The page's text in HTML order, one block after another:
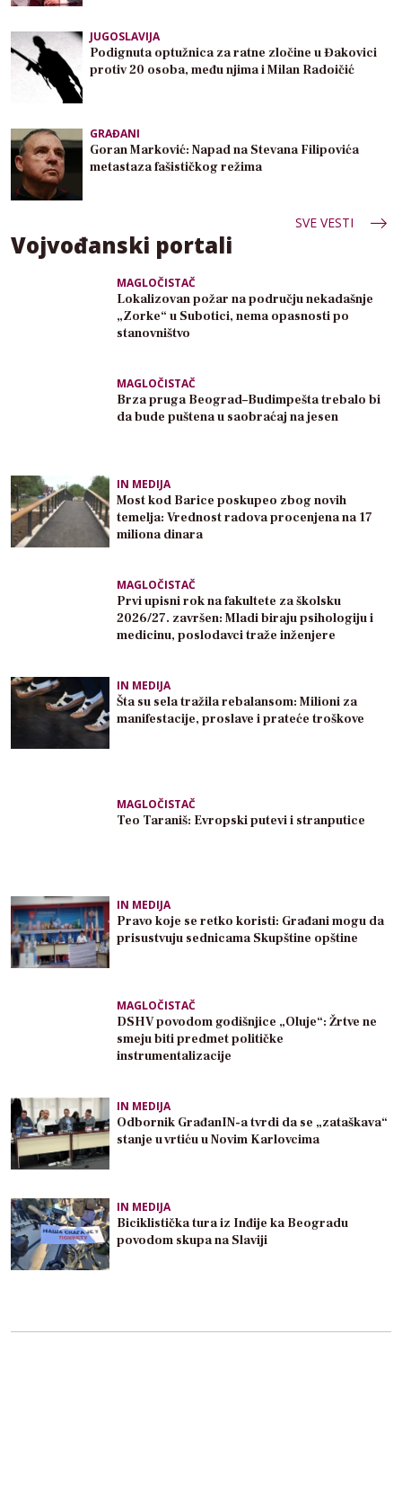
JUGOSLAVIJA
Podignuta optužnica za ratne zločine u Đakovici
protiv 20 osoba, među njima i Milan Radoičić
GRAĐANI
Goran Marković: Napad na Stevana Filipovića
metastaza fašističkog režima
SVE VESTI
Vojvođanski portali
MAGLOČISTAČ
Lokalizovan požar na području nekadašnje
„Zorke“ u Subotici, nema opasnosti po
stanovništvo
MAGLOČISTAČ
Brza pruga Beograd–Budimpešta trebalo bi
da bude puštena u saobraćaj na jesen
IN MEDIJA
Most kod Barice poskupeo zbog novih
temelja: Vrednost radova procenjena na 17
miliona dinara
MAGLOČISTAČ
Prvi upisni rok na fakultete za školsku
2026/27. završen: Mladi biraju psihologiju i
medicinu, poslodavci traže inženjere
IN MEDIJA
Šta su sela tražila rebalansom: Milioni za
manifestacije, proslave i prateće troškove
MAGLOČISTAČ
Teo Taraniš: Evropski putevi i stranputice
IN MEDIJA
Pravo koje se retko koristi: Građani mogu da
prisustvuju sednicama Skupštine opštine
MAGLOČISTAČ
DSHV povodom godišnjice „Oluje“: Žrtve ne
smeju biti predmet političke
instrumentalizacije
IN MEDIJA
Odbornik GrađanIN-a tvrdi da se „zataškava“
stanje u vrtiću u Novim Karlovcima
IN MEDIJA
Biciklistička tura iz Inđije ka Beogradu
povodom skupa na Slaviji